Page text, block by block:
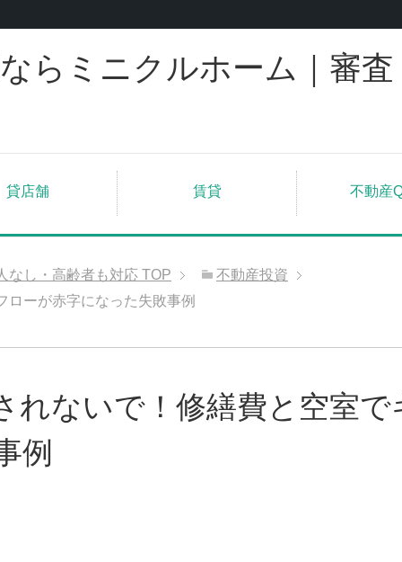
らミニクルホーム｜審
貸店舗 賃貸 不動産
なし・高齢者も対応 TOP
不動産投資
ローが赤字になった失敗事例
れないで！修繕費と空室
例